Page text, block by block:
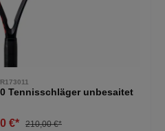
Tennisschläger unbesaitet
€* 210,00 €*